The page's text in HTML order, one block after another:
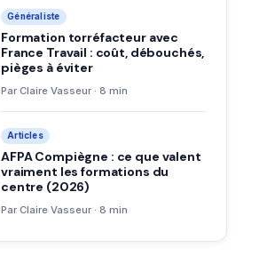
Généraliste
Formation torréfacteur avec
France Travail : coût, débouchés,
pièges à éviter
Par Claire Vasseur · 8 min
Articles
AFPA Compiègne : ce que valent
vraiment les formations du
centre (2026)
Par Claire Vasseur · 8 min